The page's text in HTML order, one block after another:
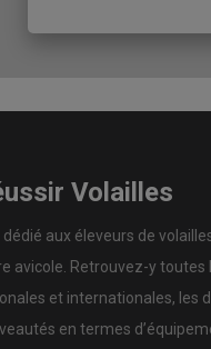
Volailles
aux éleveurs de
avicole. Retrouvez-y toutes
et internationales, les
en termes